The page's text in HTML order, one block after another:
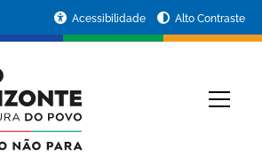
Acessibilidade Alto Contraste